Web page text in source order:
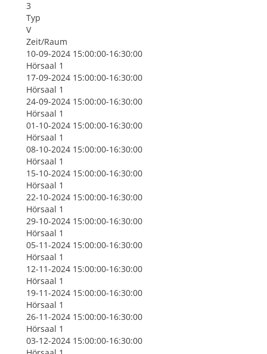
3
Typ
V
Zeit/Raum
10-09-2024 15:00:00-16:30:00
Hörsaal 1
17-09-2024 15:00:00-16:30:00
Hörsaal 1
24-09-2024 15:00:00-16:30:00
Hörsaal 1
01-10-2024 15:00:00-16:30:00
Hörsaal 1
08-10-2024 15:00:00-16:30:00
Hörsaal 1
15-10-2024 15:00:00-16:30:00
Hörsaal 1
22-10-2024 15:00:00-16:30:00
Hörsaal 1
29-10-2024 15:00:00-16:30:00
Hörsaal 1
05-11-2024 15:00:00-16:30:00
Hörsaal 1
12-11-2024 15:00:00-16:30:00
Hörsaal 1
19-11-2024 15:00:00-16:30:00
Hörsaal 1
26-11-2024 15:00:00-16:30:00
Hörsaal 1
03-12-2024 15:00:00-16:30:00